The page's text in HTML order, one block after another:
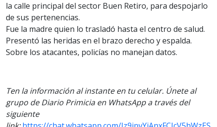
la calle principal del sector Buen Retiro, para despojarlo
de sus pertenencias.
Fue la madre quien lo trasladó hasta el centro de salud.
Presentó las heridas en el brazo derecho y espalda.
Sobre los atacantes, policías no manejan datos.
Ten la información al instante en tu celular. Únete al
grupo de Diario Primicia en WhatsApp a través del
siguiente